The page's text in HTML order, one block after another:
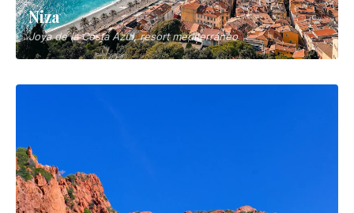
Niza
Joya de la Costa Azul, resort mediterráneo